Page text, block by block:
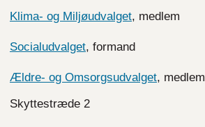
Klima- og Miljøudvalget, medlem
Socialudvalget, formand
Ældre- og Omsorgsudvalget, medlem
Skyttestræde 2